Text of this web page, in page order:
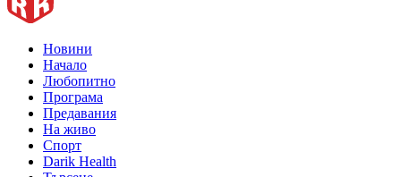
Новини
Начало
Любопитно
Програма
Предавания
На живо
Спорт
Darik Health